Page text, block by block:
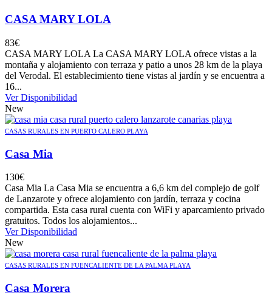
CASA MARY LOLA
83€
CASA MARY LOLA La CASA MARY LOLA ofrece vistas a la
montaña y alojamiento con terraza y patio a unos 28 km de la playa
del Verodal. El establecimiento tiene vistas al jardín y se encuentra a
16...
Ver Disponibilidad
New
CASAS RURALES EN PUERTO CALERO PLAYA
Casa Mia
130€
Casa Mia La Casa Mia se encuentra a 6,6 km del complejo de golf
de Lanzarote y ofrece alojamiento con jardín, terraza y cocina
compartida. Esta casa rural cuenta con WiFi y aparcamiento privado
gratuitos. Todos los alojamientos...
Ver Disponibilidad
New
CASAS RURALES EN FUENCALIENTE DE LA PALMA PLAYA
Casa Morera